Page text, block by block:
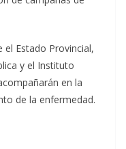
el Estado Provincial,
y el Instituto
en la
de la enfermedad.